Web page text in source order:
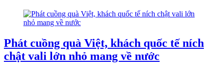
Phát cuồng quà Việt, khách quốc tế ních
chật vali lớn nhỏ mang về nước